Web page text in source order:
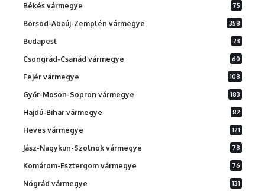
Békés vármegye 75
Borsod-Abaúj-Zemplén vármegye 358
Budapest 23
Csongrád-Csanád vármegye 60
Fejér vármegye 108
Győr-Moson-Sopron vármegye 183
Hajdú-Bihar vármegye 82
Heves vármegye 121
Jász-Nagykun-Szolnok vármegye 78
Komárom-Esztergom vármegye 76
Nógrád vármegye 131